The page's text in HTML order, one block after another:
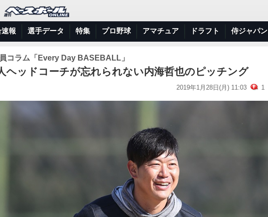
報 選手データ 特集 プロ野球 アマチュア ドラフト 侍ジャパン
コラム「Every Day BASEBALL」
ヘッドコーチが忘れられない内海哲也のピッチング
2019年1月28日(月) 11:03 1